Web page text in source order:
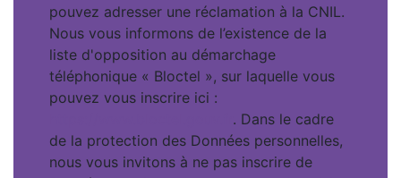
pouvez adresser une réclamation à la CNIL.
Nous vous informons de l’existence de la
liste d'opposition au démarchage
téléphonique « Bloctel », sur laquelle vous
pouvez vous inscrire ici :
. Dans le cadre
de la protection des Données personnelles,
nous vous invitons à ne pas inscrire de